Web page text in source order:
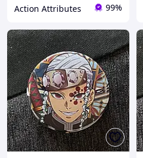
Action Attributes 99%